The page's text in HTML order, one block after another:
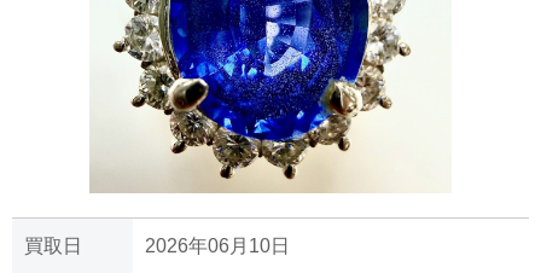
買取日 2026年06月10日